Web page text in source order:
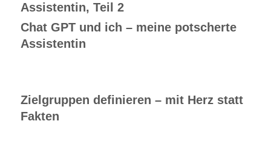
Assistentin, Teil 2
Chat GPT und ich – meine potscherte
Assistentin
Zielgruppen definieren – mit Herz statt
Fakten